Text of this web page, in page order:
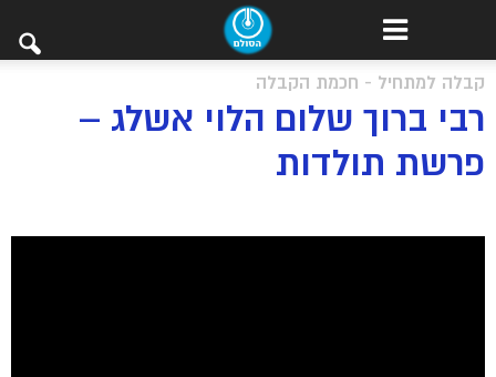
קבלה למתחיל - חכמת הקבלה
רבי ברוך שלום הלוי אשלג –
פרשת תולדות